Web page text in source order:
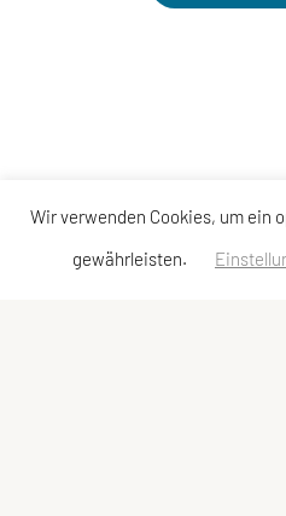
Wir verwenden Cookies, um ein
gewährleisten.